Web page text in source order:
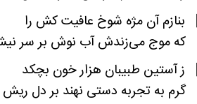
بنازمآن مژه شوخ عافیتکش را
که موج می‌زندشآب نوش بر سر
زآستین طبیبان هزارخون بچکد
گرم به تجربه دستی نهند بر دل ریش